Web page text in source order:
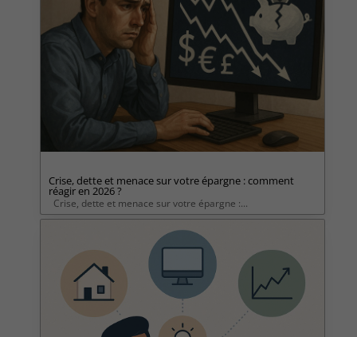
Crise, dette et menace sur votre épargne : comment
réagir en 2026 ?
Crise, dette et menace sur votre épargne :...